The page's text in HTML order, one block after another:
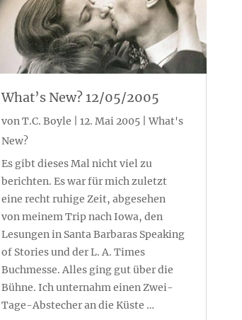
What’s New? 12/05/2005
vonT.C. Boyle 12. Mai 2005|What's
New?
Es gibt dieses Mal nicht viel zu
berichten. Es war für mich zuletzt
eine recht ruhige Zeit, abgesehen
von meinem Trip nach Iowa, den
Lesungen in Santa Barbaras Speaking
of Stories und der L. A. Times
Buchmesse. Alles ging gut über die
Bühne. Ich unternahm einen Zwei-
Tage-Abstecher an die Küste …